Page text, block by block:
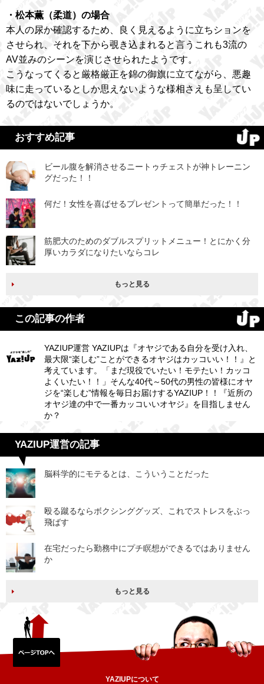
・松本薫（柔道）の場合
本人の尿か確認するため、良く見えるように立ちションを
させられ、それを下から覗き込まれると言うこれも3流の
AV並みのシーンを演じさせられたようです。
こうなってくると厳格厳正を錦の御旗に立てながら、悪趣
味に走っているとしか思えないような様相さえも呈してい
るのではないでしょうか。
おすすめ記事
ビール腹を解消させるニートゥチェストが神トレーニン
グだった！！
何だ！女性を喜ばせるプレゼントって簡単だった！！
筋肥大のためのダブルスプリットメニュー！とにかく分
厚いカラダになりたいならコレ
もっと見る
この記事の作者
YAZIUP運営 YAZIUPは『オヤジである自分を受け入れ、
最大限“楽しむ”ことができるオヤジはカッコいい！！』と
考えています。「まだ現役でいたい！モテたい！カッコ
よくいたい！！」そんな40代～50代の男性の皆様にオヤ
ジを“楽しむ”情報を毎日お届けするYAZIUP！！『近所の
オヤジ達の中で一番カッコいいオヤジ』を目指しません
か？
YAZIUP運営の記事
脳科学的にモテるとは、こういうことだった
殴る蹴るならボクシンググッズ、これでストレスをぶっ
飛ばす
在宅だったら勤務中にプチ瞑想ができるではありません
か
もっと見る
YAZIUPについて